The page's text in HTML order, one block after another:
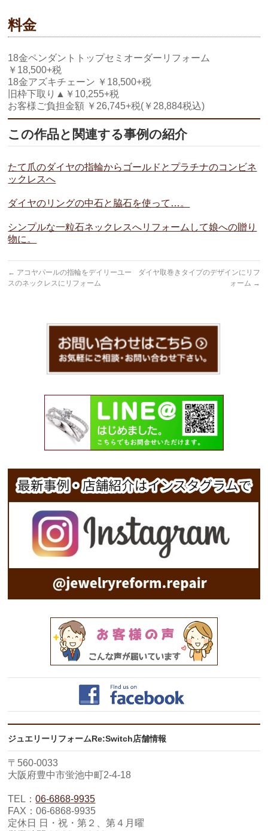
料金
18金ペンダントトップセミオーダーリフォーム
￥18,500+税
18金アズキチェーン ￥18,500+税
旧枠下取り▲￥10,255+税
お客様ご負担金額 ￥26,745+税(￥28,884税込)
この作品と関連する事例の紹介
たて爪のダイヤの指輪からゴールドとプラチナのコンビネ
ックレスへ
ダイヤのリングの中石と脇石を使って…。
シンプルな一粒石ネックレスへリフォームして娘への贈り
物に。
← アコヤパールの指輪をデイリーユー
スのネックレスにリフォーム
ダイヤ取巻きタイプのデザインにリフ
ォーム →
ジュエリーリフォームRe:Switch店舗情報
〒560-0033
大阪府豊中市蛍池中町2-4-18
TEL：06-6868-9935
FAX：06-6868-9935
定休日 日・祝・第２、第４月曜